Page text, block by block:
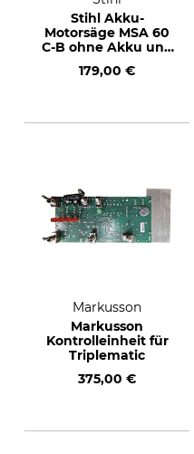
Stihl Akku-
Motorsäge MSA 60
C-B ohne Akku und
179,00 €
Markusson
Markusson
Kontrolleinheit für
Triplematic
375,00 €